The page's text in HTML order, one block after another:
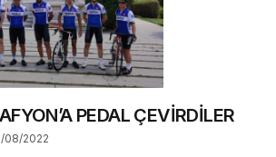
PEDAL ÇEVİRDİLER
08/2022